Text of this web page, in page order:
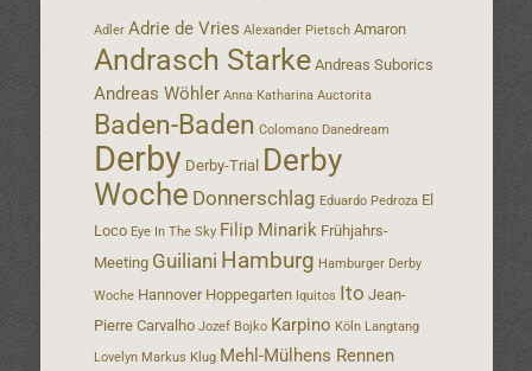
Adler Adrie de Vries Alexander Pietsch Amaron
Andrasch Starke Andreas Suborics
Andreas Wöhler Anna Katharina Auctorita
Baden-Baden Colomano Danedream
Derby Derby-Trial Derby
Woche Donnerschlag Eduardo Pedroza El
Loco Eye In The Sky Filip Minarik Frühjahrs-
Meeting Guiliani Hamburg Hamburger Derby
Woche Hannover Hoppegarten Iquitos Ito Jean-
Pierre Carvalho Jozef Bojko Karpino Köln Langtang
Lovelyn Markus Klug Mehl-Mülhens Rennen